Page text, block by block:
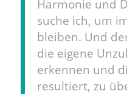
Harmonie und
suche ich, um
bleiben. Und
die eigene
erkennen und
resultiert, zu